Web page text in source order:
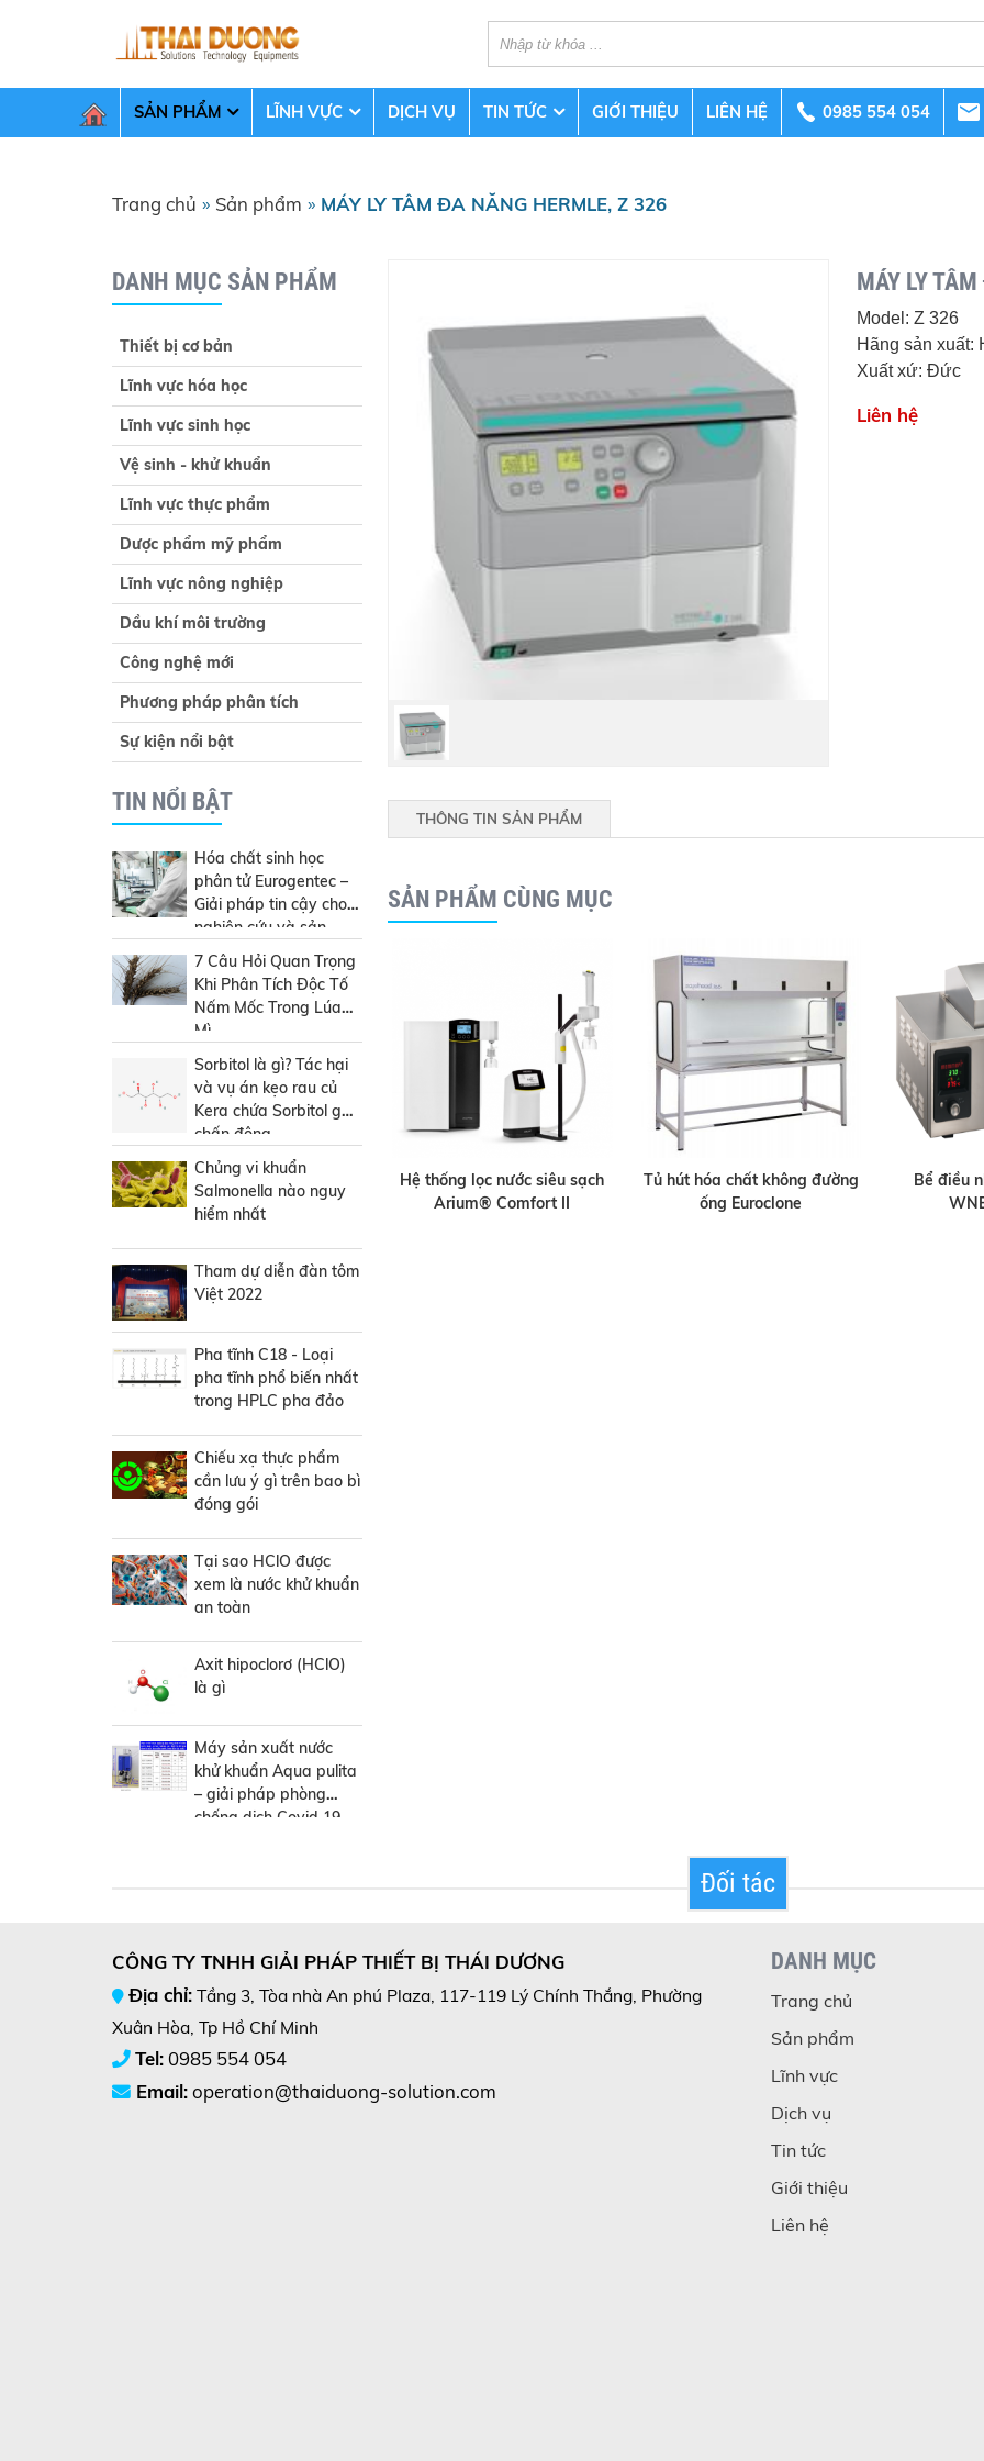
SẢN PHẨM LĨNH VỰC DỊCH VỤ TIN TỨC GIỚI THIỆU LIÊN HỆ 0985 554 054
Trang chủ » Sản phẩm » MÁY LY TÂM ĐA NĂNG HERMLE, Z 326
DANH MỤC SẢN PHẨM
Thiết bị cơ bản
Lĩnh vực hóa học
Lĩnh vực sinh học
Vệ sinh - khử khuẩn
Lĩnh vực thực phẩm
Dược phẩm mỹ phẩm
Lĩnh vực nông nghiệp
Dầu khí môi trường
Công nghệ mới
Phương pháp phân tích
Sự kiện nổi bật
TIN NỔI BẬT
Hóa chất sinh học
phân tử Eurogentec –
Giải pháp tin cậy cho
nghiên cứu và sản
xuất
7 Câu Hỏi Quan Trọng
Khi Phân Tích Độc Tố
Nấm Mốc Trong Lúa
Mì
Sorbitol là gì? Tác hại
và vụ án kẹo rau củ
Kera chứa Sorbitol gây
chấn động
Chủng vi khuẩn
Salmonella nào nguy
hiểm nhất
Tham dự diễn đàn tôm
Việt 2022
Pha tĩnh C18 - Loại
pha tĩnh phổ biến nhất
trong HPLC pha đảo
Chiếu xạ thực phẩm
cần lưu ý gì trên bao bì
đóng gói
Tại sao HClO được
xem là nước khử khuẩn
an toàn
Axit hipoclorơ (HClO)
là gì
Máy sản xuất nước
khử khuẩn Aqua pulita
– giải pháp phòng
chống dịch Covid 19
MÁY LY
Model: Z 326
Hãng sản xuất:
Xuất xứ: Đức
Liên hệ
THÔNG TIN SẢN PHẨM
SẢN PHẨM CÙNG MỤC
Hệ thống lọc nước siêu sạch
Arium® Comfort II
Tủ hút hóa chất không đường
ống Euroclone
Bể điều
Đối tác
CÔNG TY TNHH GIẢI PHÁP THIẾT BỊ THÁI DƯƠNG
Địa chỉ: Tầng 3, Tòa nhà An phú Plaza, 117-119 Lý Chính Thắng, Phường
Xuân Hòa, Tp Hồ Chí Minh
Tel:0985 554 054
Email:operation@thaiduong-solution.com
DANH MỤC
Trang chủ
Sản phẩm
Lĩnh vực
Dịch vụ
Tin tức
Giới thiệu
Liên hệ